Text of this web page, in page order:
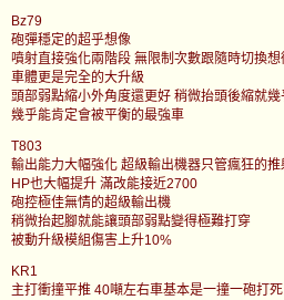
Bz79
砲彈穩定的超乎想像
噴射直接強化兩階段 無限制次數跟隨時切換
車體更是完全的大升級
頭部弱點縮小外角度還更好 稍微抬頭後縮就
幾乎能肯定會被平衡的最強車
T803
輸出能力大幅強化 超級輸出機器只管瘋狂的推
HP也大幅提升 滿改能接近2700
砲控極佳無情的超級輸出機
稍微抬起腳就能讓頭部弱點變得極難打穿
被動升級模組傷害上升10%
KR1
主打衝撞平推 40噸左右車基本是一撞一砲打死